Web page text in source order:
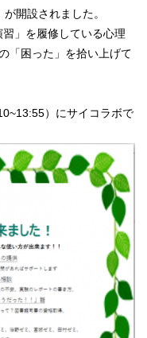
開設されました。
」を履修している心理
「困った」を拾い上げて
）にサイコラボで